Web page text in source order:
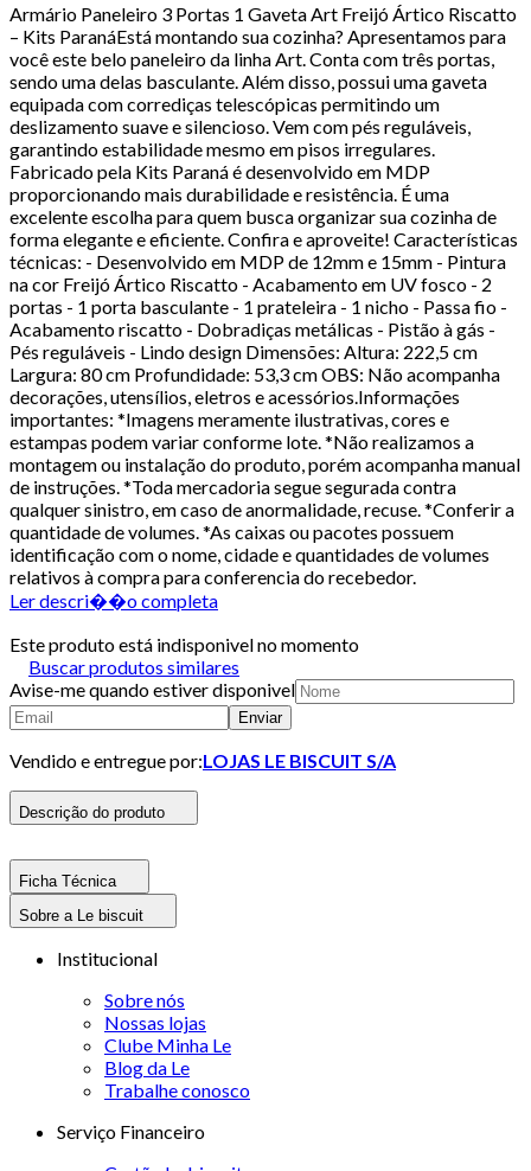
Armário Paneleiro 3 Portas 1 Gaveta Art Freijó Ártico Riscatto
– Kits ParanáEstá montando sua cozinha? Apresentamos para
você este belo paneleiro da linha Art. Conta com três portas,
sendo uma delas basculante. Além disso, possui uma gaveta
equipada com corrediças telescópicas permitindo um
deslizamento suave e silencioso. Vem com pés reguláveis,
garantindo estabilidade mesmo em pisos irregulares.
Fabricado pela Kits Paraná é desenvolvido em MDP
proporcionando mais durabilidade e resistência. É uma
excelente escolha para quem busca organizar sua cozinha de
forma elegante e eficiente. Confira e aproveite! Características
técnicas: - Desenvolvido em MDP de 12mm e 15mm - Pintura
na cor Freijó Ártico Riscatto - Acabamento em UV fosco - 2
portas - 1 porta basculante - 1 prateleira - 1 nicho - Passa fio -
Acabamento riscatto - Dobradiças metálicas - Pistão à gás -
Pés reguláveis - Lindo design Dimensões: Altura: 222,5 cm
Largura: 80 cm Profundidade: 53,3 cm OBS: Não acompanha
decorações, utensílios, eletros e acessórios.Informações
importantes: *Imagens meramente ilustrativas, cores e
estampas podem variar conforme lote. *Não realizamos a
montagem ou instalação do produto, porém acompanha manual
de instruções. *Toda mercadoria segue segurada contra
qualquer sinistro, em caso de anormalidade, recuse. *Conferir a
quantidade de volumes. *As caixas ou pacotes possuem
identificação com o nome, cidade e quantidades de volumes
relativos à compra para conferencia do recebedor.
Ler descri��o completa
Este produto está indisponivel no momento
Buscar produtos similares
Avise-me quando estiver disponivel
Enviar
Vendido e entregue por:LOJAS LE BISCUIT S/A
Descrição do produto
Ficha Técnica
Sobre a Le biscuit
Institucional
Sobre nós
Nossas lojas
Clube Minha Le
Blog da Le
Trabalhe conosco
Serviço Financeiro